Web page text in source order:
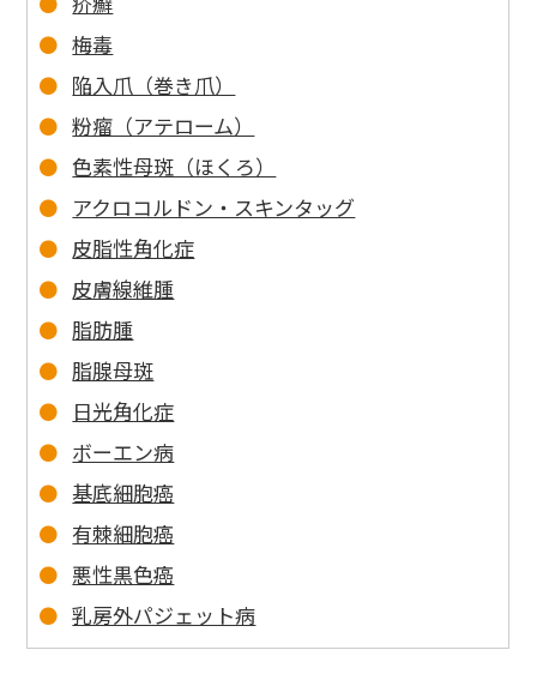
梅毒
陥入爪（巻き爪）
粉瘤（アテローム）
色素性母斑（ほくろ）
アクロコルドン・スキンタッグ
皮脂性角化症
皮膚線維腫
脂肪腫
脂腺母斑
日光角化症
ボーエン病
基底細胞癌
有棘細胞癌
悪性黒色癌
乳房外パジェット病